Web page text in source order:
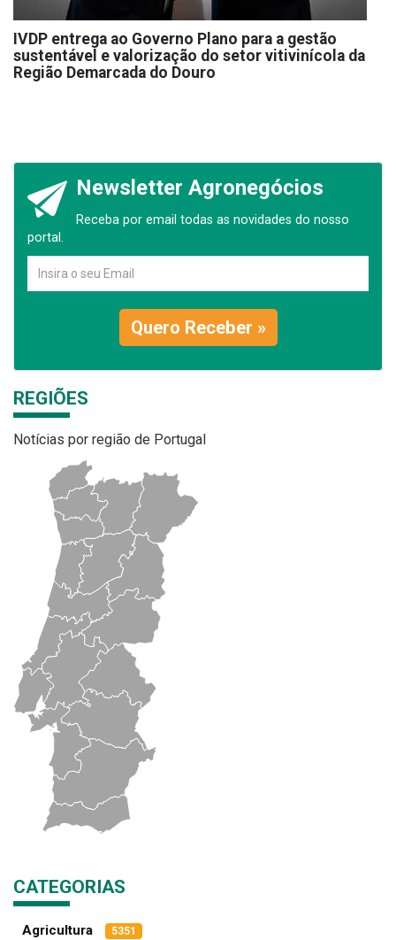
IVDP entrega ao Governo Plano para a gestão
sustentável e valorização do setor vitivinícola da
Região Demarcada do Douro
Newsletter Agronegócios
Receba por email todas as novidades do nosso
portal.
Quero Receber »
REGIÕES
Notícias por região de Portugal
CATEGORIAS
Agricultura 5351